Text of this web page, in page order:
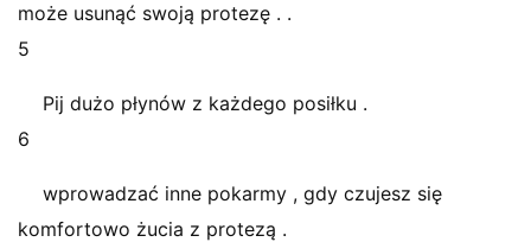
może usunąć swoją protezę . .
5
Pij dużo płynów z każdego posiłku .
6
wprowadzać inne pokarmy , gdy czujesz się
komfortowo żucia z protezą .